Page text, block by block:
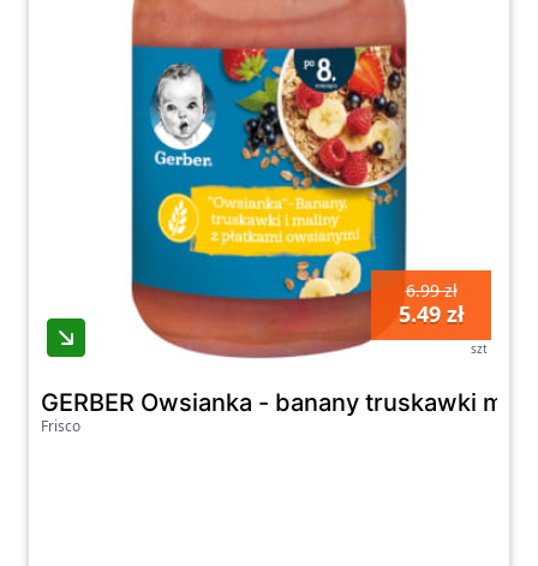
6.99 zł
5.49 zł
szt
GERBER Owsianka - banany truskawki
Frisco